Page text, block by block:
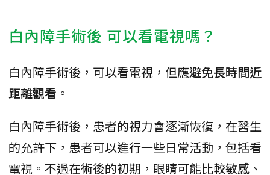
白內障手術後 可以看電視嗎？
白內障手術後，可以看電視，但應避免長時間近
距離觀看 。
白內障手術後，患者的視力會逐漸恢復，在醫生
的允許下，患者可以進行一些日常活動，包括看
電視。不過在術後的初期，眼睛可能比較敏感、